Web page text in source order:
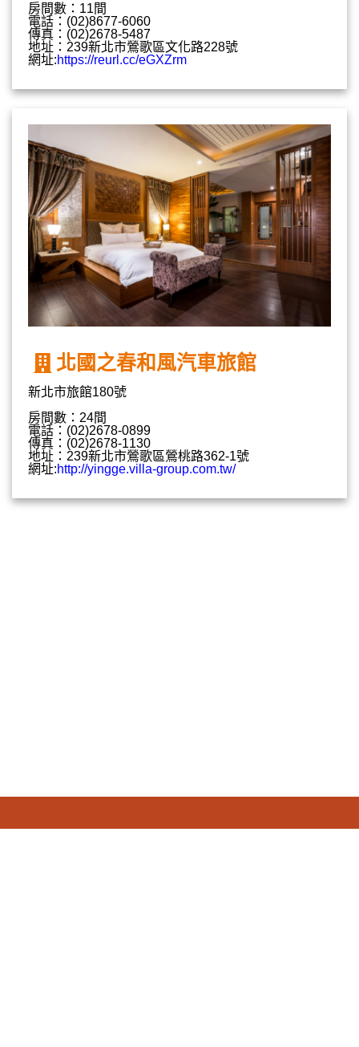
房間數：11間
電話：(02)8677-6060
傳真：(02)2678-5487
地址：239新北市鶯歌區文化路228號
網址:https://reurl.cc/eGXZrm
北國之春和風汽車旅館
新北市旅館180號
房間數：24間
電話：(02)2678-0899
傳真：(02)2678-1130
地址：239新北市鶯歌區鶯桃路362-1號
網址:http://yingge.villa-group.com.tw/